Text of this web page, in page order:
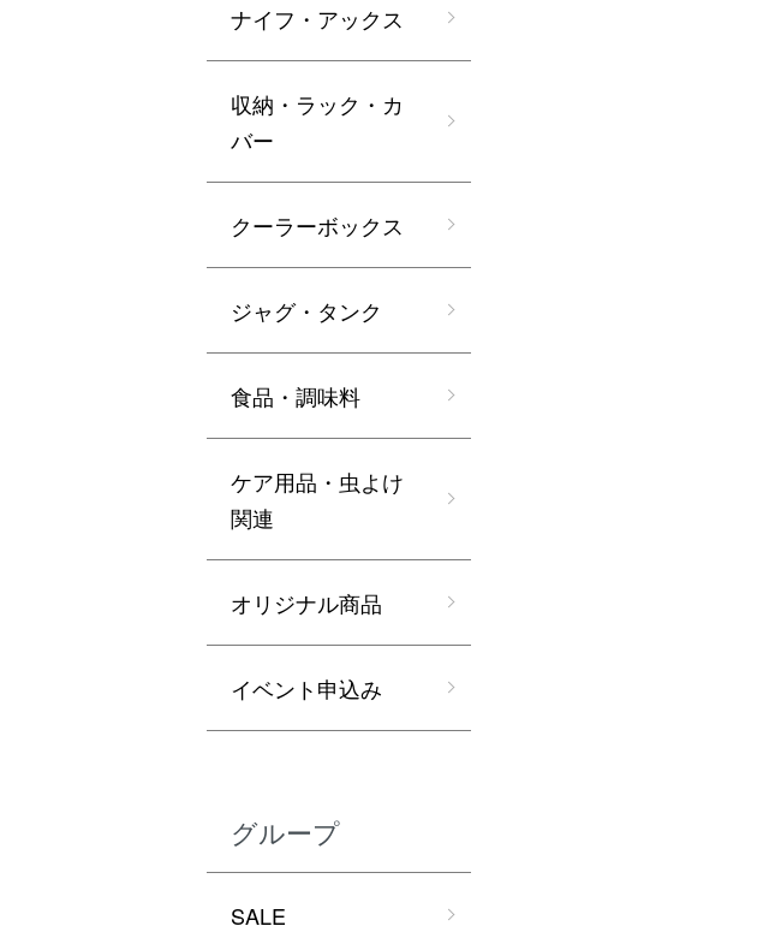
ナイフ・アックス
収納・ラック・カ
バー
クーラーボックス
ジャグ・タンク
食品・調味料
ケア用品・虫よけ
関連
オリジナル商品
イベント申込み
グループ
SALE